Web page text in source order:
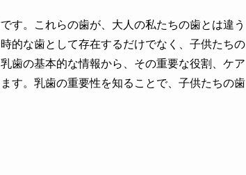
す。これらの歯が、大人の私たちの歯とは違う
的な歯として存在するだけでなく、子供たちの
歯の基本的な情報から、その重要な役割、ケア
す。乳歯の重要性を知ることで、子供たちの歯